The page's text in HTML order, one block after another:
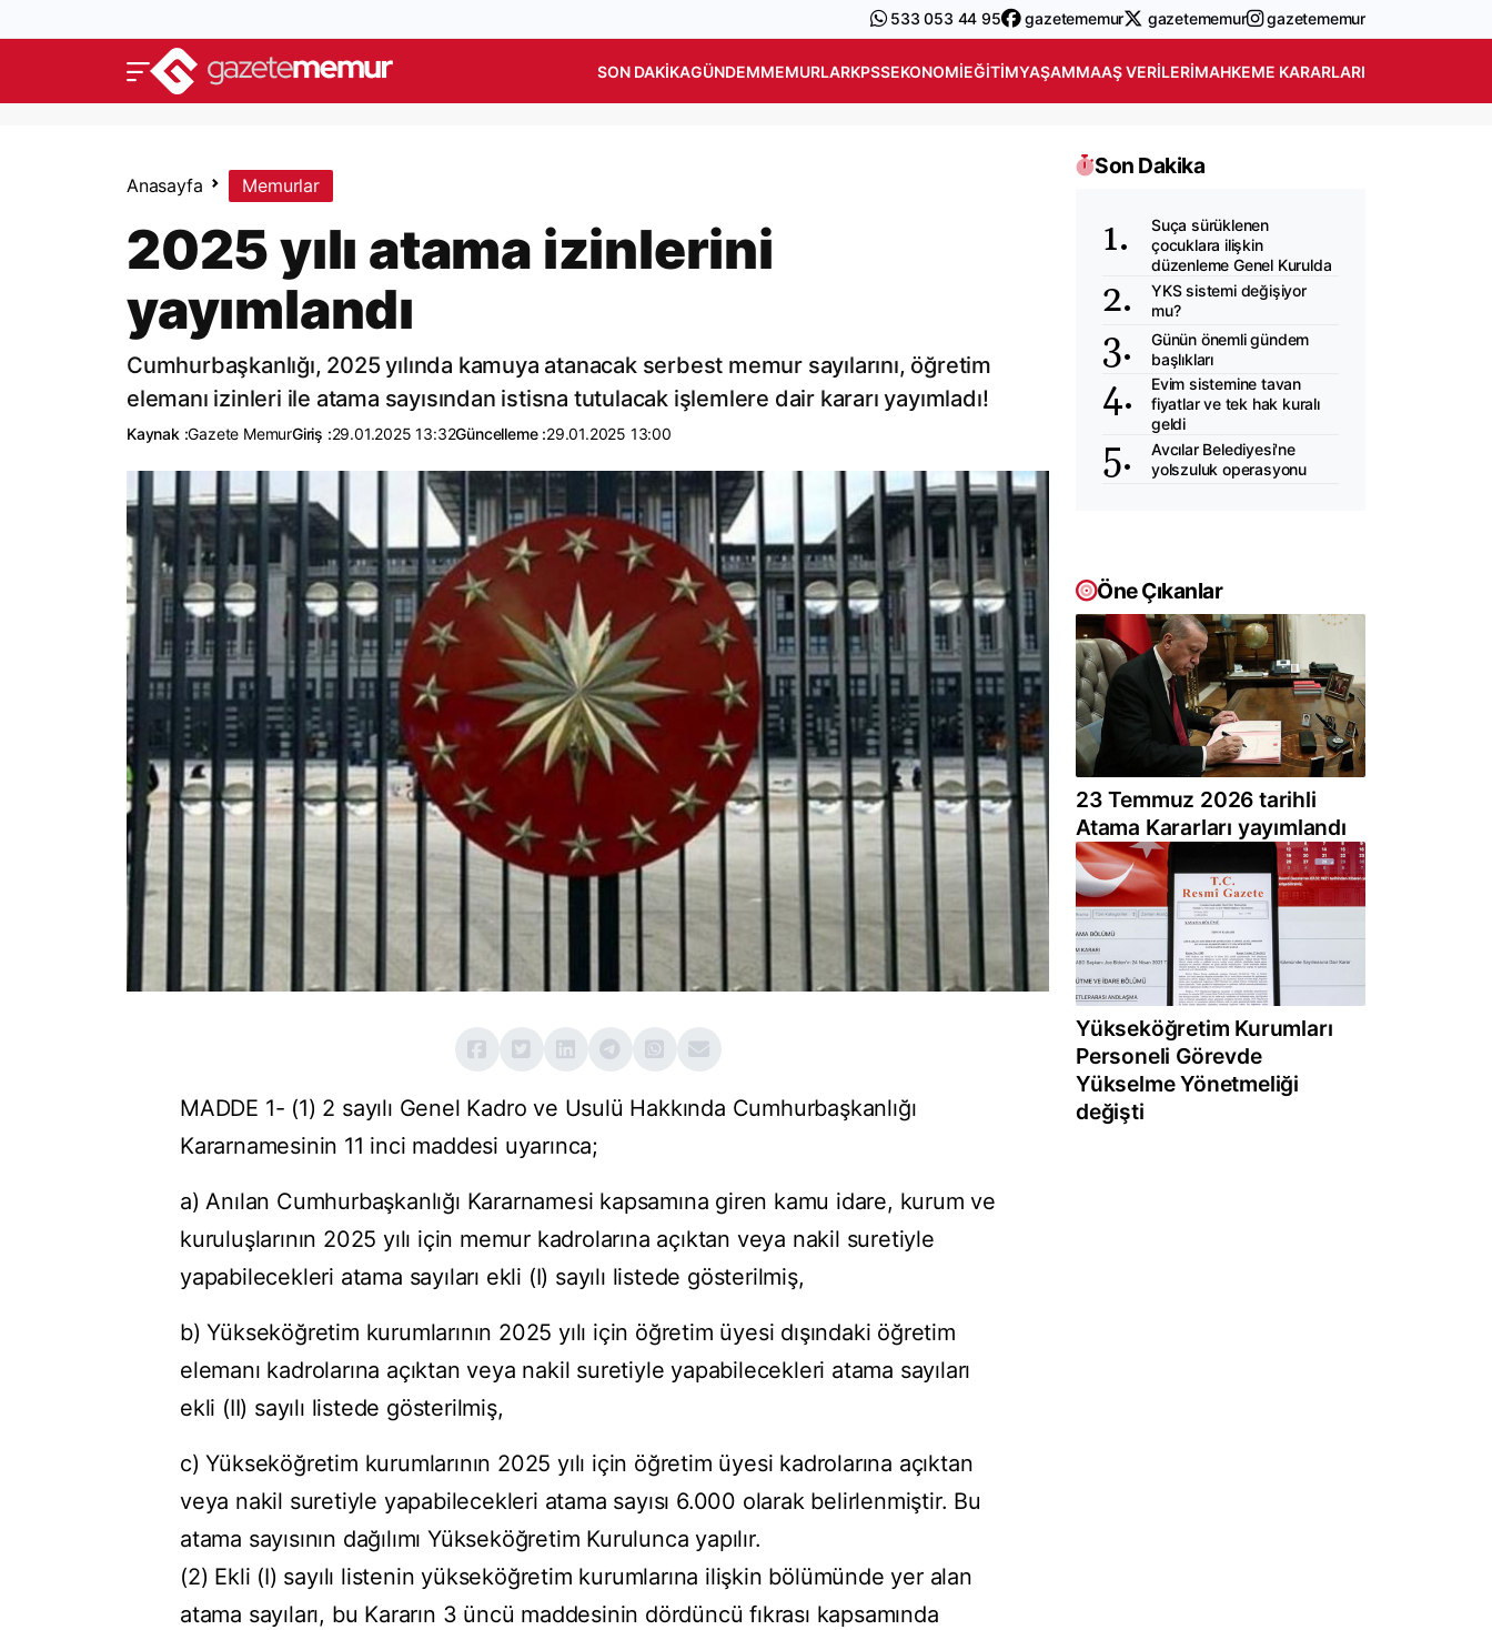
533 053 44 95 gazetememur gazetememur gazetememur
SON DAKIKAGÜNDEMMEMURLARKPSSEKONOMIEĞITIMYAŞAMMAAŞ VERILERIMAHKEME KARARLARI
Anasayfa Memurlar
2025 yılı atama izinlerini
yayımlandı
Cumhurbaşkanlığı, 2025 yılında kamuya atanacak serbest memur sayılarını, öğretim
elemanı izinleri ile atama sayısından istisna tutulacak işlemlere dair kararı yayımladı!
Kaynak :Gazete MemurGiriş :29.01.2025 13:32Güncelleme :29.01.2025 13:00
MADDE 1- (1) 2 sayılı Genel Kadro ve Usulü Hakkında Cumhurbaşkanlığı
Kararnamesinin 11 inci maddesi uyarınca;
a) Anılan Cumhurbaşkanlığı Kararnamesi kapsamına giren kamu idare, kurum ve
kuruluşlarının 2025 yılı için memur kadrolarına açıktan veya nakil suretiyle
yapabilecekleri atama sayıları ekli (I) sayılı listede gösterilmiş,
b) Yükseköğretim kurumlarının 2025 yılı için öğretim üyesi dışındaki öğretim
elemanı kadrolarına açıktan veya nakil suretiyle yapabilecekleri atama sayıları
ekli (II) sayılı listede gösterilmiş,
c) Yükseköğretim kurumlarının 2025 yılı için öğretim üyesi kadrolarına açıktan
veya nakil suretiyle yapabilecekleri atama sayısı 6.000 olarak belirlenmiştir. Bu
atama sayısının dağılımı Yükseköğretim Kurulunca yapılır.
(2) Ekli (I) sayılı listenin yükseköğretim kurumlarına ilişkin bölümünde yer alan
atama sayıları, bu Kararın 3 üncü maddesinin dördüncü fıkrası kapsamında
Son Dakika
Suça sürüklenen
çocuklara ilişkin
düzenleme Genel Kurulda
YKS sistemi değişiyor
mu?
Günün önemli gündem
başlıkları
Evim sistemine tavan
fiyatlar ve tek hak kuralı
geldi
Avcılar Belediyesi'ne
yolszuluk operasyonu
Öne Çıkanlar
23 Temmuz 2026 tarihli
Atama Kararları yayımlandı
Yükseköğretim Kurumları
Personeli Görevde
Yükselme Yönetmeliği
değişti